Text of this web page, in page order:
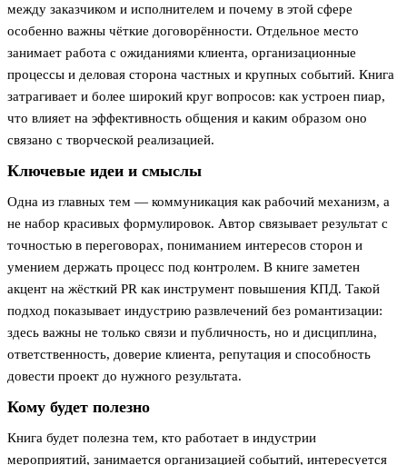
между заказчиком и исполнителем и почему в этой сфере
особенно важны чёткие договорённости. Отдельное место
занимает работа с ожиданиями клиента, организационные
процессы и деловая сторона частных и крупных событий. Книга
затрагивает и более широкий круг вопросов: как устроен пиар,
что влияет на эффективность общения и каким образом оно
связано с творческой реализацией.
Ключевые идеи и смыслы
Одна из главных тем — коммуникация как рабочий механизм, а
не набор красивых формулировок. Автор связывает результат с
точностью в переговорах, пониманием интересов сторон и
умением держать процесс под контролем. В книге заметен
акцент на жёсткий PR как инструмент повышения КПД. Такой
подход показывает индустрию развлечений без романтизации:
здесь важны не только связи и публичность, но и дисциплина,
ответственность, доверие клиента, репутация и способность
довести проект до нужного результата.
Кому будет полезно
Книга будет полезна тем, кто работает в индустрии
мероприятий, занимается организацией событий, интересуется